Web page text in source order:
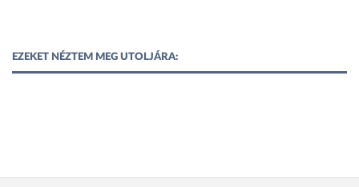
EZEKET NÉZTEM MEG UTOLJÁRA: